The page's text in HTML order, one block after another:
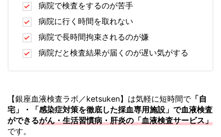
病院で検査をするのが苦手
病院に行く時間を取れない
病院で長時間拘束されるのが嫌
病院だと検査結果が届くのが遅い気がする
【銀座血液検査ラボ／ketsuken】は気軽に短時間で「自
宅」・「感染症対策を徹底した採血専用施設」で血液検査
ができるがん・生活習慣病・肝炎の「血液検査サービス」
です。